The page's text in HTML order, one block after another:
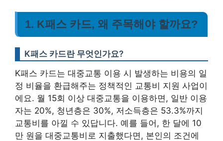
1. K패스 카드, 왜 주목해야 할까요?
K패스 카드란 무엇인가요?
K패스 카드는 대중교통 이용 시 발생하는 비용의 일
정 비율을 환급해주는 정책적인 교통비 지원 사업이
에요. 월 15회 이상 대중교통을 이용하면, 일반 이용
자는 20%, 청년층은 30%, 저소득층은 53.3%까지
교통비를 아낄 수 있답니다. 예를 들어, 한 달에 10
만 원을 대중교통비로 지출했다면, 본인의 조건에